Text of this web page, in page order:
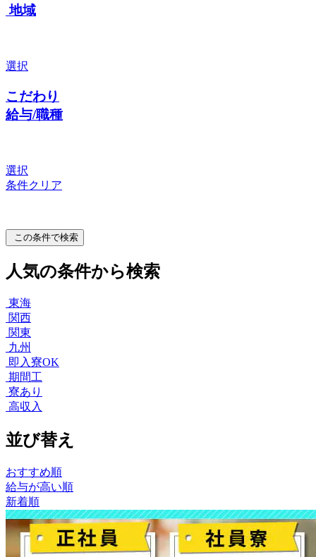
地域
選択
こだわり
給与/職種
選択
条件クリア
この条件で検索
人気の条件から検索
東海
関西
関東
九州
即入寮OK
期間工
寮あり
高収入
並び替え
おすすめ順
給与が高い順
新着順